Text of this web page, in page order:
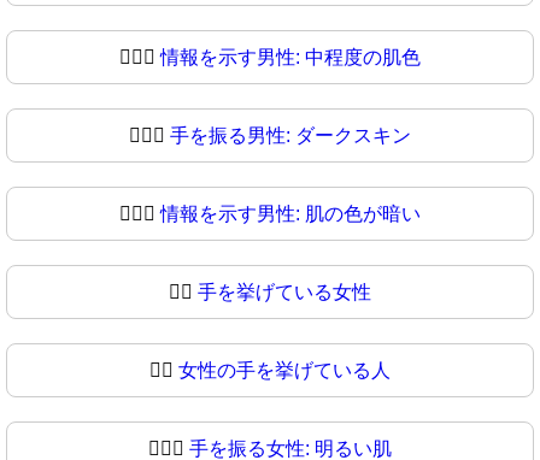
💁🏾‍♂情報を示す男性: 中程度の肌色
💁🏿‍♂️ 手を振る男性: ダークスキン
💁🏿‍♂情報を示す男性: 肌の色が暗い
💁‍♀️ 手を挙げている女性
💁‍♀ 女性の手を挙げている人
💁🏻‍♀️ 手を振る女性: 明るい肌